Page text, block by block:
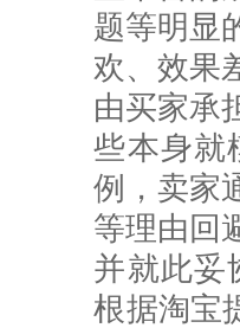
题等明显
欢、效果
由买家承
些本身就
例，卖家
等理由回
并就此妥
根据淘宝